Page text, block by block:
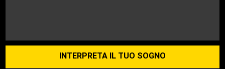
INTERPRETA IL TUO SOGNO